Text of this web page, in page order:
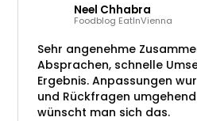
Neel Chhabra
Foodblog EatInVienna
Sehr angenehme
Absprachen, schnelle
Ergebnis. Anpassungen
und Rückfragen
wünscht man sich das.